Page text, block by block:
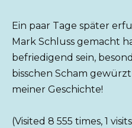
Ein paar Tage später
Mark Schluss gemacht
befriedigend sein,
bisschen Scham
meiner Geschichte!
(Visited 8 555 times, 1